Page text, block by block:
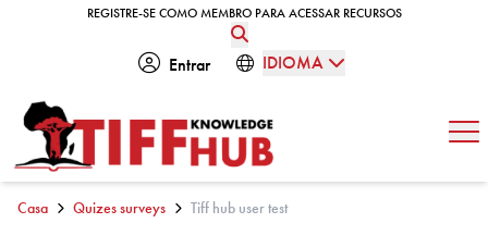
Skip to contentREGISTRE-SE COMO MEMBRO PARA ACESSAR RECURSOS
REGISTRE-SE COMO MEMBRO PARA ACESSAR RECURSOS
Entrar IDIOMA
Casa Quizes surveys Tiff hub user test